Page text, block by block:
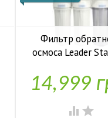
Фильтр
осмоса Leader
У
14,999
 